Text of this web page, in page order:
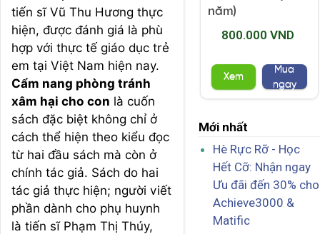
tiến sĩ Vũ Thu Hương thực
hiện, được đánh giá là phù
hợp với thực tế giáo dục trẻ
em tại Việt Nam hiện nay.
Cẩm nang phòng tránh
xâm hại cho con là cuốn
sách đặc biệt không chỉ ở
cách thể hiện theo kiểu đọc
từ hai đầu sách mà còn ở
chính tác giả. Sách do hai
tác giả thực hiện; người viết
phần dành cho phụ huynh
là tiến sĩ Phạm Thị Thúy,
năm)
800.000 VND
Xem
Mua
ngay
Mới nhất
Hè Rực Rỡ - Học
Hết Cỡ: Nhận ngay
Ưu đãi đến 30% cho
Achieve3000 &
Matific